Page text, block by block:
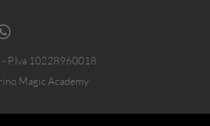
P.Iva 10228960018
Magic Academy